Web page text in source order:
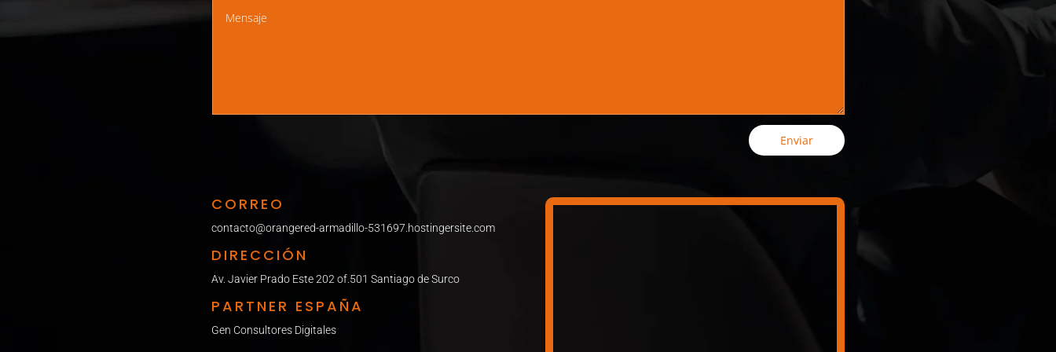
Enviar
CORREO
contacto@orangered-armadillo-531697.hostingersite.com
DIRECCIÓN
Av. Javier Prado Este 202 of.501 Santiago de Surco
PARTNER ESPAÑA
Gen Consultores Digitales